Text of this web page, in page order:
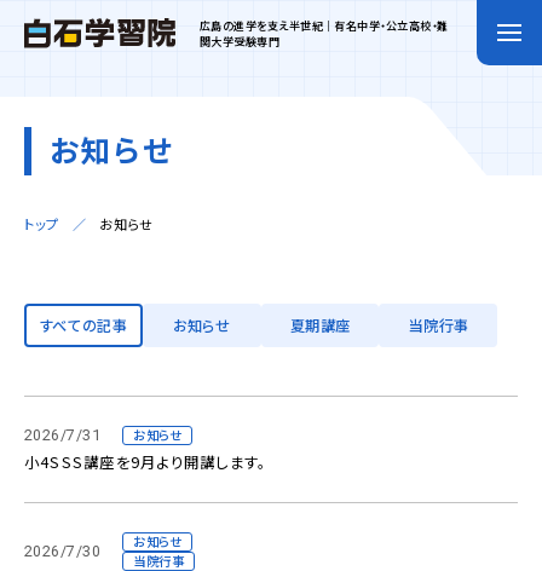
広島の進学を支え半世紀｜有名中学・公立高校・難
関大学受験専門
お知らせ
トップ お知らせ
すべての記事 お知らせ 夏期講座 当院行事
2026/7/31 お知らせ
小4SSS講座を9月より開講します。
2026/7/30
お知らせ
当院行事